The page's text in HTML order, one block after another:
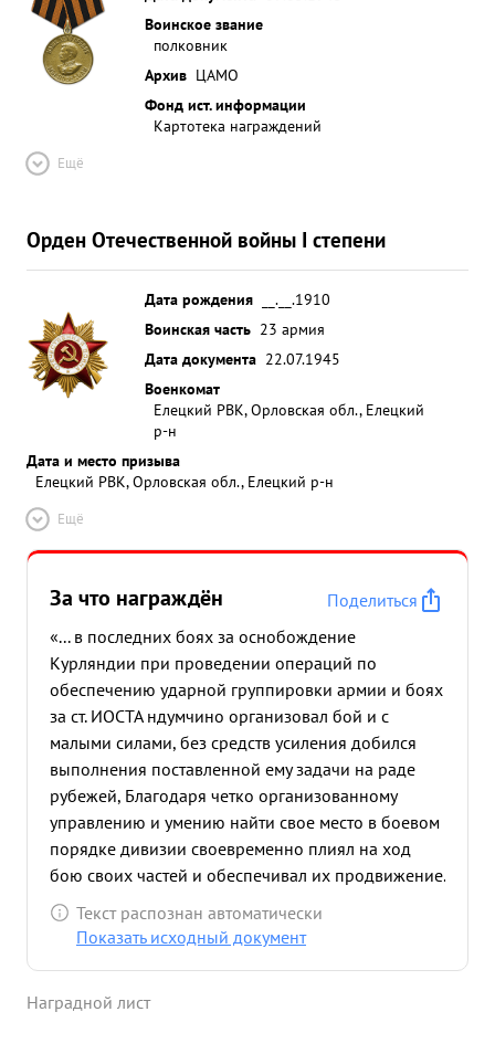
Воинское звание
полковник
Архив ЦАМО
Фонд ист. информации
Картотека награждений
Ещё
Орден Отечественной войны I степени
Дата рождения
__.__.1910
Воинская часть 23 армия
Дата документа 22.07.1945
Военкомат
Елецкий РВК, Орловская обл., Елецкий
р-н
Дата и место призыва
Елецкий РВК, Орловская обл., Елецкий р-н
Ещё
За что награждён
Поделиться
«... в последних боях за оснобождение
Курляндии при проведении операций по
обеспечению ударной группировки армии и боях
за ст. ИОСТА ндумчино организовал бой и с
малыми силами, без средств усиления добился
выполнения поставленной ему задачи на раде
рубежей, Благодаря четко организованному
управлению и умению найти свое место в боевом
порядке дивизии своевременно плиял на ход
бою своих частей и обеспечивал их продвижение.
Успешные действия частей дивизии полковника
БЕРЕЗИНА о беспечили выполнение задачи
Проявляя нас тойчивость и энергию,
Текст распознан автоматически
Показать исходный документ
Наградной лист